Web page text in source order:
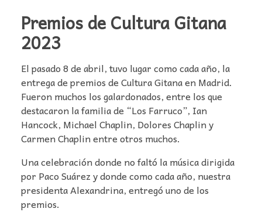
Premios de Cultura Gitana
2023
El pasado 8 de abril, tuvo lugar como cada año, la
entrega de premios de Cultura Gitana en Madrid.
Fueron muchos los galardonados, entre los que
destacaron la familia de “Los Farruco”, Ian
Hancock, Michael Chaplin, Dolores Chaplin y
Carmen Chaplin entre otros muchos.
Una celebración donde no faltó la música dirigida
por Paco Suárez y donde como cada año, nuestra
presidenta Alexandrina, entregó uno de los
premios.